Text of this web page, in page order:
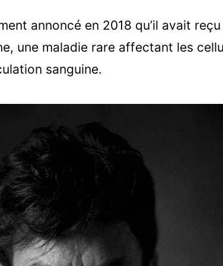
annoncé en 2018 qu’il avait
une maladie rare affectant les
sanguine.